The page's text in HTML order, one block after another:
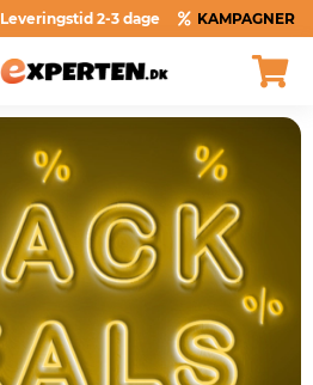
Leveringstid 2-3 dage KAMPAGNER